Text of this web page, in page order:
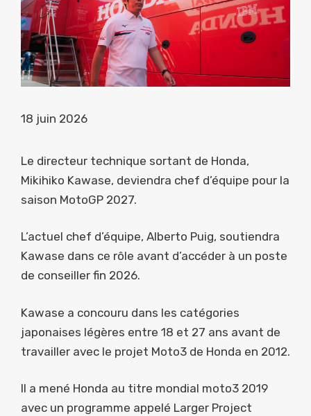
18 juin 2026
Le directeur technique sortant de Honda,
Mikihiko Kawase, deviendra chef d’équipe pour la
saison MotoGP 2027.
L’actuel chef d’équipe, Alberto Puig, soutiendra
Kawase dans ce rôle avant d’accéder à un poste
de conseiller fin 2026.
Kawase a concouru dans les catégories
japonaises légères entre 18 et 27 ans avant de
travailler avec le projet Moto3 de Honda en 2012.
Il a mené Honda au titre mondial moto3 2019
avec un programme appelé Larger Project